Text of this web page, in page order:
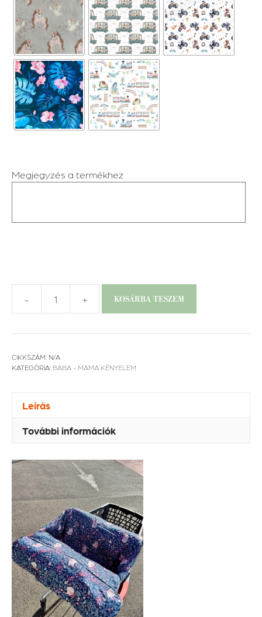
Megjegyzés a termékhez
-
Bevásárlókocsi
mennyiség
+ KOSÁRBA TESZEM
CIKKSZÁM: N/A
KATEGÓRIA: BABA - MAMA KÉNYELEM
Leírás
További információk